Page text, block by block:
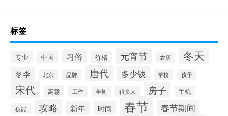
标签
专业 中国 习俗 价格 元宵节 农历 冬天
冬季 北京 品牌 唐代 多少钱 学校 孩子
宋代 寓意 工作 年初 很多人 房子 手机
技能 攻略 新年 时间 春节 春节期间